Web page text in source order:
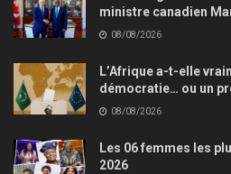
ministre canadien
08/08/2026
L’Afrique a-t-elle
démocratie… ou un
08/08/2026
Les 06 femmes les
2026